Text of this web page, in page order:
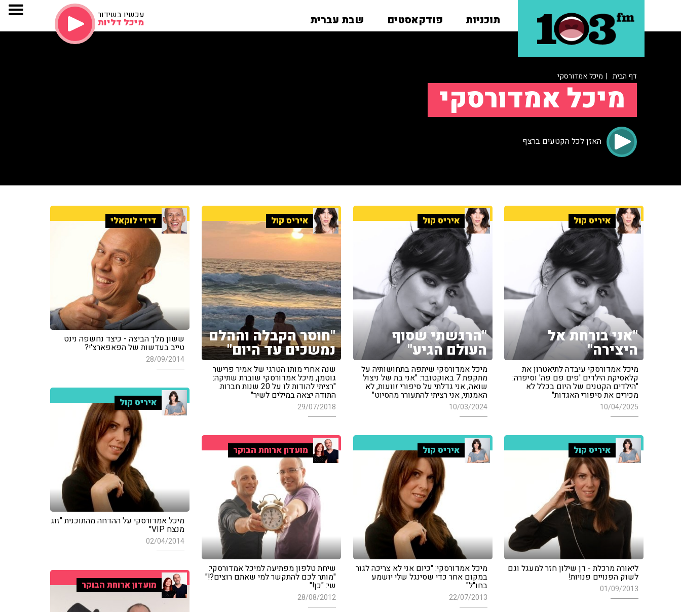
תוכניות פודקאסטים שבת עברית עכשיו בשידור
מיכל דליות
דף הבית | מיכל אמדורסקי
מיכל אמדורסקי
האזן לכל הקטעים ברצף
איריס קול
"אני בורחת אל
היצירה"
מיכל אמדורסקי עיבדה לתיאטרון את
קלאסיקת הילדים 'פים פם פה' וסיפרה:
"הילדים הקטנים של היום בכלל לא
מכירים את סיפורי האגדות"
10/04/2025
איריס קול
"הרגשתי שסוף
העולם הגיע"
מיכל אמדורסקי שיתפה בתחושותיה על
מתקפת 7 באוקטובר: "אני בת של ניצול
שואה, אני גדלתי על סיפורי זוועות, לא
האמנתי, אני רציתי להתעורר מהסיוט"
10/03/2024
איריס קול
"חוסר הקבלה וההלם
נמשכים עד היום"
שנה אחרי מותו הטרגי של אמיר פרישר
גוטמן, מיכל אמדורסקי שוברת שתיקה:
"רציתי להודות לו על 20 שנות חברות.
התודה יצאה במילים לשיר"
29/07/2018
דידי לוקאלי
ששון מלך הביצה - כיצד נחשפה נינט
טייב בעדשות של הפאפארצ'י?
28/09/2014
איריס קול
מיכל אמדורסקי על ההדחה מהתוכנית "זוג
מנצח VIP"
02/04/2014
איריס קול
ליאורה מרכלת - דן שילון חזר למעגל וגם
לשוק הפנויים פנויות!
01/09/2013
איריס קול
מיכל אמדורסקי: "כיום אני לא צריכה לגור
במקום אחר כדי שסינגל שלי יושמע
בחו"ל"
22/07/2013
מועדון ארוחת הבוקר
שיחת טלפון מפתיעה למיכל אמדורסקי:
"מותר לכם להתקשר למי שאתם רוצים?!"
שי: "כן!"
28/08/2012
מועדון ארוחת הבוקר